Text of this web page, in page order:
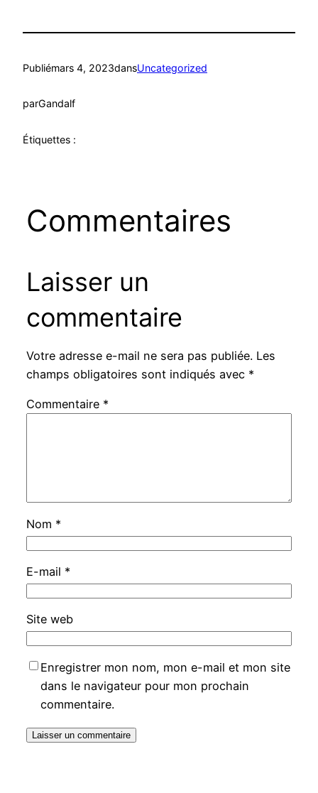
Publiémars 4, 2023dansUncategorized
parGandalf
Étiquettes :
Commentaires
Laisser un
commentaire
Votre adresse e-mail ne sera pas publiée. Les
champs obligatoires sont indiqués avec *
Commentaire *
Nom *
E-mail *
Site web
Enregistrer mon nom, mon e-mail et mon site
dans le navigateur pour mon prochain
commentaire.